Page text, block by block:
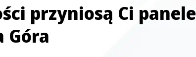
przyniosą Ci panele
Góra